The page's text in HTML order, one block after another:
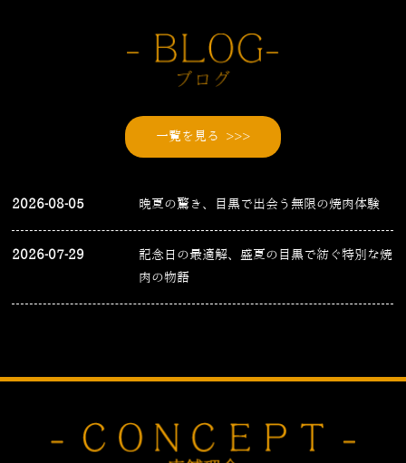
一覧を見る >>>
2026-08-05 晩夏の驚き、目黒で出会う無限の焼肉体験
2026-07-29
記念日の最適解、盛夏の目黒で紡ぐ特別な焼
肉の物語